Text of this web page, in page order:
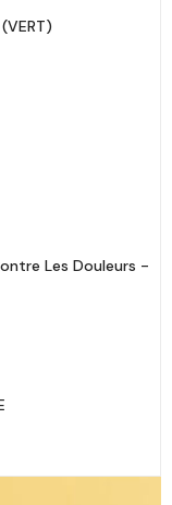
(VERT)
Les Douleurs -